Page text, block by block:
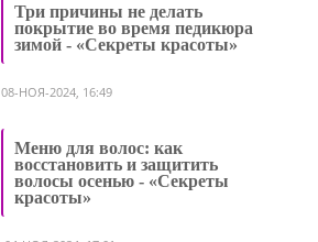
Три причины не делать
покрытие во время педикюра
зимой - «Секреты красоты»
08-НОЯ-2024, 16:49
Меню для волос: как
восстановить и защитить
волосы осенью - «Секреты
красоты»